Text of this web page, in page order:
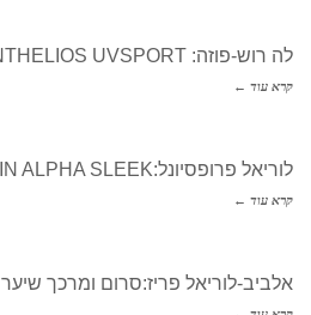
לה רוש-פוזה: ANTHELIOS UVSPORT
קרא עוד ←
לוריאל פרופסיונל:KERATIN ALPHA SLEEK
קרא עוד ←
אלביב-לוריאל פריז:סרום ומרכך שיער ULTIMATE